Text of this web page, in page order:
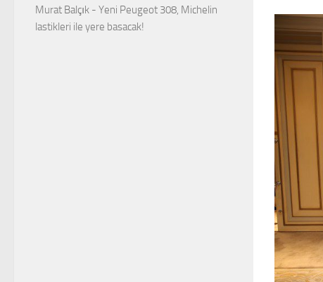
Murat Balçık - Yeni Peugeot 308, Michelin
lastikleri ile yere basacak!